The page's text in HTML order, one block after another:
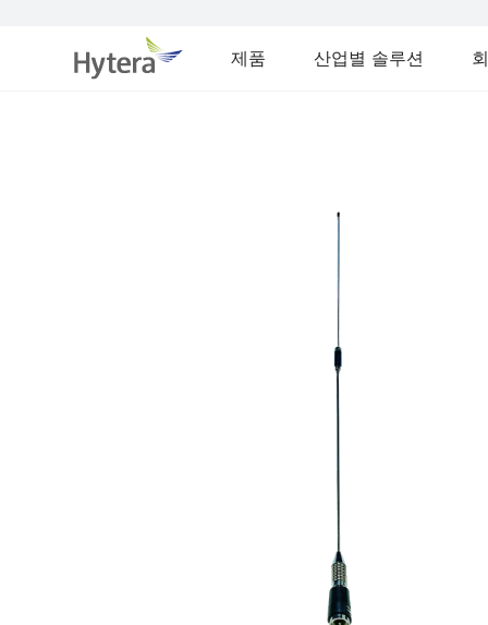
제품 산업별 솔루션